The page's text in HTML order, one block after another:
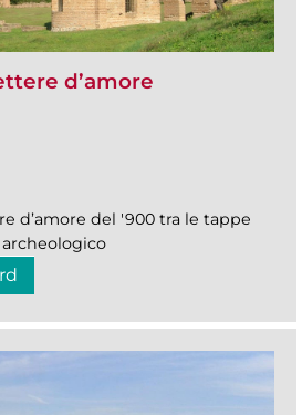
d’amore
d’amore del '900 tra le tappe